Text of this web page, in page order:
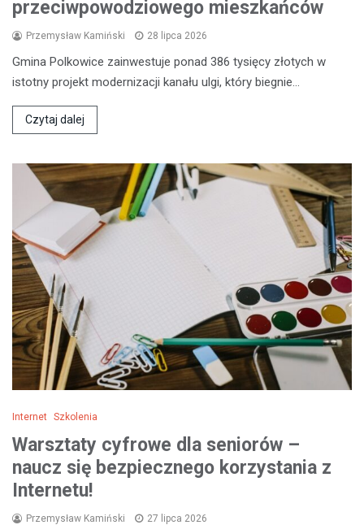
przeciwpowodziowego mieszkańców
Przemysław Kamiński 28 lipca 2026
Gmina Polkowice zainwestuje ponad 386 tysięcy złotych w
istotny projekt modernizacji kanału ulgi, który biegnie…
Czytaj dalej
Internet Szkolenia
Warsztaty cyfrowe dla seniorów –
naucz się bezpiecznego korzystania z
Internetu!
Przemysław Kamiński 27 lipca 2026